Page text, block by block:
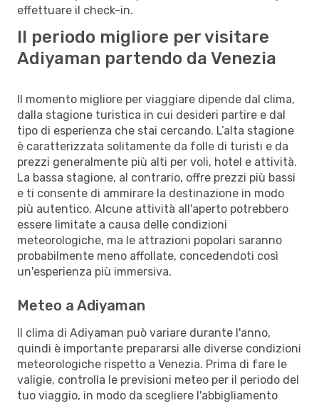
effettuare il check-in.
Il periodo migliore per visitare
Adiyaman partendo da Venezia
Il momento migliore per viaggiare dipende dal clima,
dalla stagione turistica in cui desideri partire e dal
tipo di esperienza che stai cercando. L’alta stagione
è caratterizzata solitamente da folle di turisti e da
prezzi generalmente più alti per voli, hotel e attività.
La bassa stagione, al contrario, offre prezzi più bassi
e ti consente di ammirare la destinazione in modo
più autentico. Alcune attività all'aperto potrebbero
essere limitate a causa delle condizioni
meteorologiche, ma le attrazioni popolari saranno
probabilmente meno affollate, concedendoti così
un'esperienza più immersiva.
Meteo a Adiyaman
Il clima di Adiyaman può variare durante l'anno,
quindi è importante prepararsi alle diverse condizioni
meteorologiche rispetto a Venezia. Prima di fare le
valigie, controlla le previsioni meteo per il periodo del
tuo viaggio, in modo da scegliere l'abbigliamento